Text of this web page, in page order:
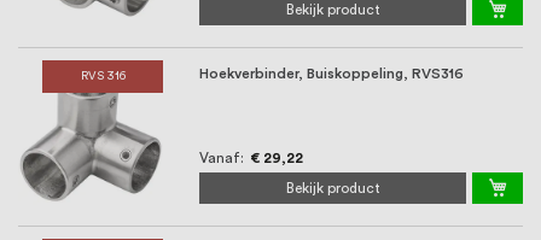
Bekijk product
RVS 316 Hoekverbinder, Buiskoppeling, RVS316
Vanaf € 29,22
Bekijk product